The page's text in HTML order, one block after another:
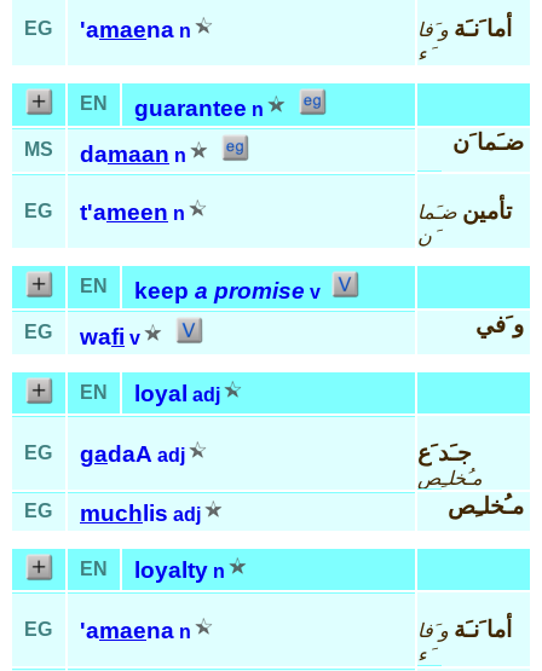
EG 'amaena n أما َنـَة و َفا
َء
EN guarantee n
MS
damaan n
ضـَما َن
EG t'ameen n تأمين ضـَما
َن
EN keep a promise v
EG
wafi v
و َفي
EN loyal adj
EG gadaA adj جـَد َع
مـُخلـِص
EG
much lis adj مـُخلـِص
EN loyalty n
EG 'amaena n أما َنـَة و َفا
َء